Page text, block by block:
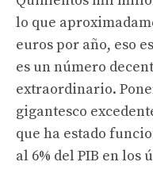
lo que
euros por año, eso
es un número
extraordinario.
gigantesco
que ha estado
al ​​6% del PIB en los